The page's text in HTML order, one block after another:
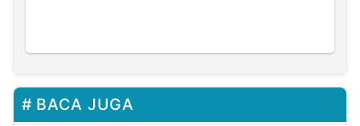
BACA JUGA